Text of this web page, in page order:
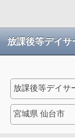
放課後等デイ